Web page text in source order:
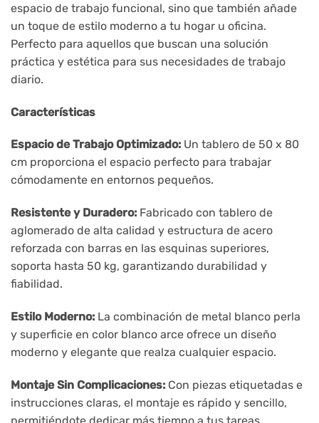
espacio de trabajo funcional, sino que también añade
un toque de estilo moderno a tu hogar u oficina.
Perfecto para aquellos que buscan una solución
práctica y estética para sus necesidades de trabajo
diario.
Características
Espacio de Trabajo Optimizado: Un tablero de 50 x 80
cm proporciona el espacio perfecto para trabajar
cómodamente en entornos pequeños.
Resistente y Duradero: Fabricado con tablero de
aglomerado de alta calidad y estructura de acero
reforzada con barras en las esquinas superiores,
soporta hasta 50 kg, garantizando durabilidad y
fiabilidad.
Estilo Moderno: La combinación de metal blanco perla
y superficie en color blanco arce ofrece un diseño
moderno y elegante que realza cualquier espacio.
Montaje Sin Complicaciones: Con piezas etiquetadas e
instrucciones claras, el montaje es rápido y sencillo,